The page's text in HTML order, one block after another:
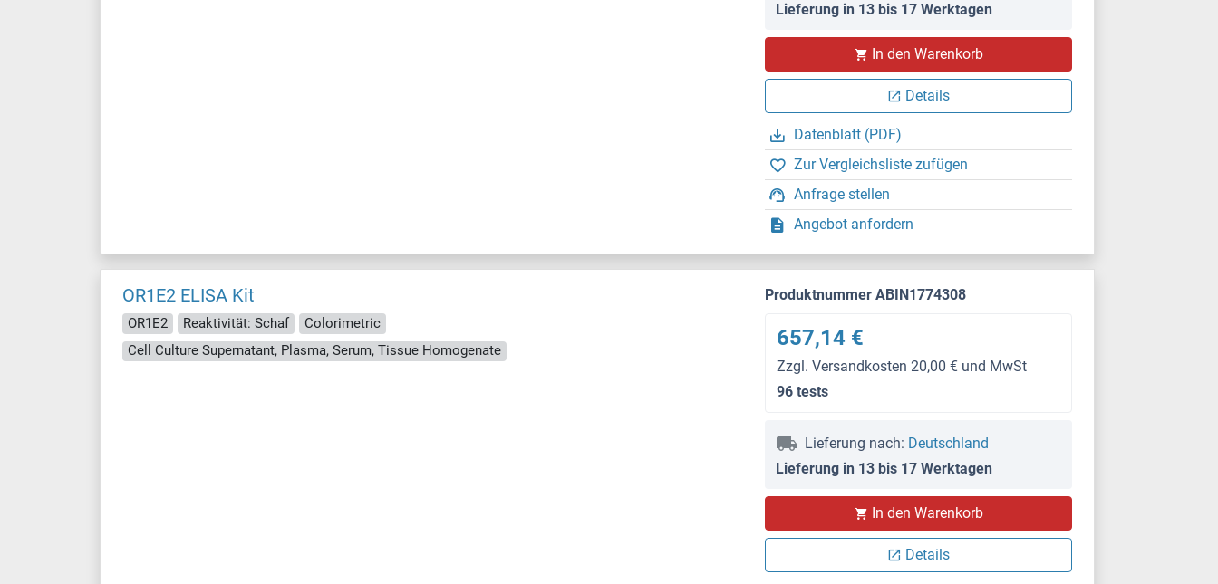
Lieferung in 13 bis 17 Werktagen
In den Warenkorb
Details
Datenblatt (PDF)
Zur Vergleichsliste zufügen
Anfrage stellen
Angebot anfordern
OR1E2 ELISA Kit
OR1E2 Reaktivität: Schaf
Colorimetric
Cell Culture Supernatant, Plasma, Serum, Tissue Homogenate
Produktnummer ABIN1774308
657,14 €
Zzgl. Versandkosten 20,00 € und MwSt
96 tests
Lieferung nach: Deutschland
Lieferung in 13 bis 17 Werktagen
In den Warenkorb
Details